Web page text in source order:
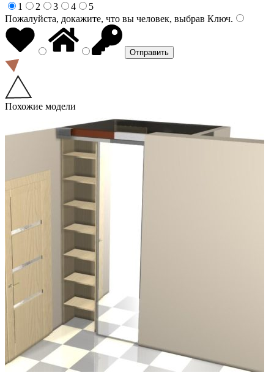
1
2 3 4
5
Пожалуйста, докажите, что вы человек, выбрав Ключ.
Похожие модели